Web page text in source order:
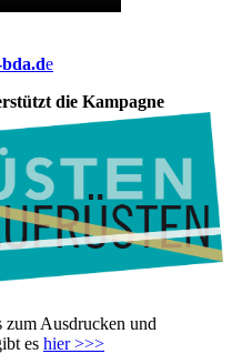
e
die Kampagne
Ausdrucken und
es hier >>>